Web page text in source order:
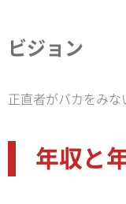
ビジョン
正直者がバカをみな
年収と